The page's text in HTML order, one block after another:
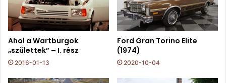
Ahol a Wartburgok
„születtek” – I. rész
2016-01-13
Ford Gran Torino Elite
(1974)
2020-10-04